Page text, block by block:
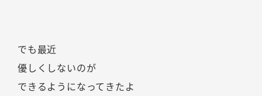
でも最近
優しくしないのが
できるようになってきたよ